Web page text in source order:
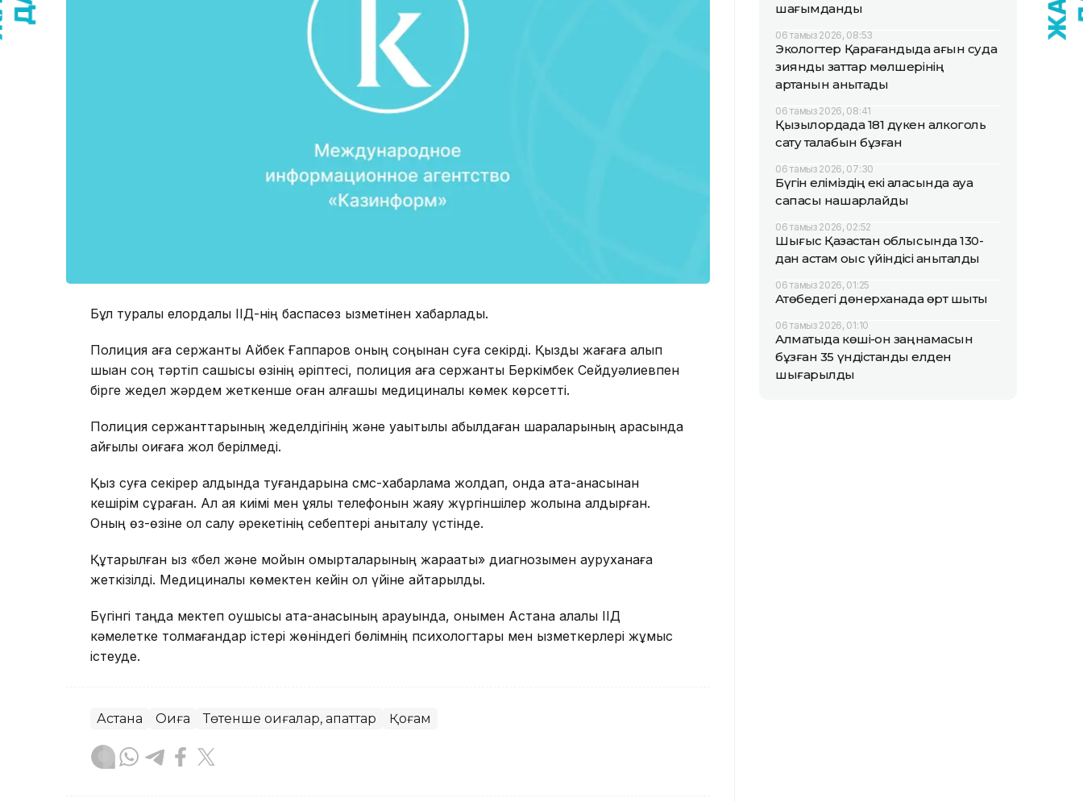
Бұл туралы елордалық ІІД-нің баспасөз қызметінен хабарлады.
Полиция аға сержанты Айбек Ғаппаров оның соңынан суға секірді. Қызды жағаға алып
шыққан соң тәртіп сақшысы өзінің әріптесі, полиция аға сержанты Беркімбек Сейдуәлиевпен
бірге жедел жәрдем жеткенше оған алғашқы медициналық көмек көрсетті.
Полиция сержанттарының жеделдігінің және уақытылы қабылдаған шараларының арқасында
қайғылы оқиғаға жол берілмеді.
Қыз суға секірер алдында туғандарына смс-хабарлама жолдап, онда ата-анасынан
кешірім сұраған. Ал аяқ киімі мен ұялы телефонын жаяу жүргіншілер жолына қалдырған.
Оның өз-өзіне қол салу әрекетінің себептері анықталу үстінде.
Құтқарылған қыз «бел және мойын омыртқаларының жарақаты» диагнозымен ауруханаға
жеткізілді. Медициналық көмектен кейін ол үйіне қайтарылды.
Бүгінгі таңда мектеп оқушысы ата-анасының қарауында, онымен Астана қалалық ІІД
кәмелетке толмағандар істері жөніндегі бөлімнің психологтары мен қызметкерлері жұмыс
істеуде.
Астана Оқиға Төтенше оқиғалар, апаттар Қоғам
шағымданды
06 тамыз 2026, 08:53
Экологтер Қарағандыда ағын суда
зиянды заттар мөлшерінің
артқанын анықтады
06 тамыз 2026, 08:41
Қызылордада 181 дүкен алкоголь
сату талабын бұзған
06 тамыз 2026, 07:30
Бүгін еліміздің екі қаласында ауа
сапасы нашарлайды
06 тамыз 2026, 02:52
Шығыс Қазақстан облысында 130-
дан астам қоқыс үйіндісі анықталды
06 тамыз 2026, 01:25
Ақтөбедегі дөнерханада өрт шықты
06 тамыз 2026, 01:10
Алматыда көші-қон заңнамасын
бұзған 35 үндістандық елден
шығарылды